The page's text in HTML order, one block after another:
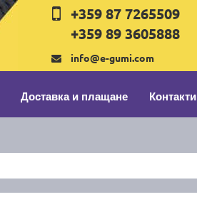
+359 87 7265509
+359 89 3605888
info@e-gumi.com
Доставка и плащане Контакти